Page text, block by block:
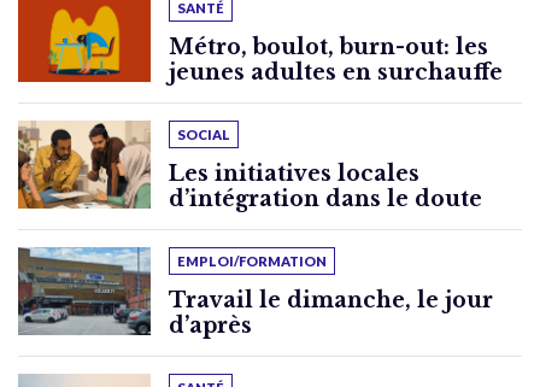
SANTÉ
Métro, boulot, burn-out: les
jeunes adultes en surchauffe
SOCIAL
Les initiatives locales
d’intégration dans le doute
EMPLOI/FORMATION
Travail le dimanche, le jour
d’après